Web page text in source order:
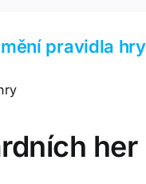
pravidla hry
her